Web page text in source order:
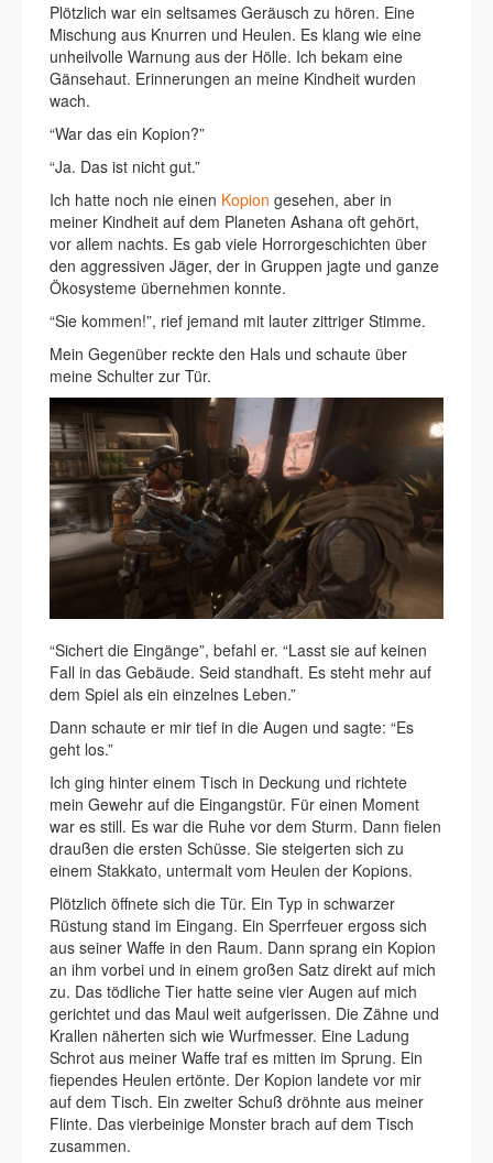
Plötzlich war ein seltsames Geräusch zu hören. Eine
Mischung aus Knurren und Heulen. Es klang wie eine
unheilvolle Warnung aus der Hölle. Ich bekam eine
Gänsehaut. Erinnerungen an meine Kindheit wurden
wach.
“War das ein Kopion?”
“Ja. Das ist nicht gut.”
Ich hatte noch nie einen Kopion gesehen, aber in
meiner Kindheit auf dem Planeten Ashana oft gehört,
vor allem nachts. Es gab viele Horrorgeschichten über
den aggressiven Jäger, der in Gruppen jagte und ganze
Ökosysteme übernehmen konnte.
“Sie kommen!”, rief jemand mit lauter zittriger Stimme.
Mein Gegenüber reckte den Hals und schaute über
meine Schulter zur Tür.
“Sichert die Eingänge”, befahl er. “Lasst sie auf keinen
Fall in das Gebäude. Seid standhaft. Es steht mehr auf
dem Spiel als ein einzelnes Leben.”
Dann schaute er mir tief in die Augen und sagte: “Es
geht los.”
Ich ging hinter einem Tisch in Deckung und richtete
mein Gewehr auf die Eingangstür. Für einen Moment
war es still. Es war die Ruhe vor dem Sturm. Dann fielen
draußen die ersten Schüsse. Sie steigerten sich zu
einem Stakkato, untermalt vom Heulen der Kopions.
Plötzlich öffnete sich die Tür. Ein Typ in schwarzer
Rüstung stand im Eingang. Ein Sperrfeuer ergoss sich
aus seiner Waffe in den Raum. Dann sprang ein Kopion
an ihm vorbei und in einem großen Satz direkt auf mich
zu. Das tödliche Tier hatte seine vier Augen auf mich
gerichtet und das Maul weit aufgerissen. Die Zähne und
Krallen näherten sich wie Wurfmesser. Eine Ladung
Schrot aus meiner Waffe traf es mitten im Sprung. Ein
fiependes Heulen ertönte. Der Kopion landete vor mir
auf dem Tisch. Ein zweiter Schuß dröhnte aus meiner
Flinte. Das vierbeinige Monster brach auf dem Tisch
zusammen.